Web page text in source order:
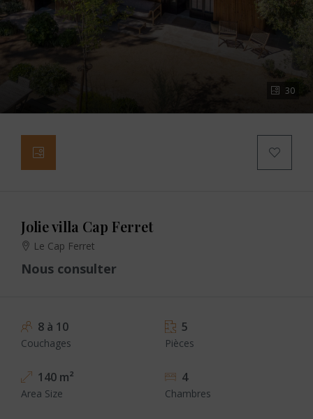
30
Jolie villa Cap Ferret
Le Cap Ferret
Nous consulter
8 à 10
Couchages
5
Pièces
140 m²
Area Size
4
Chambres